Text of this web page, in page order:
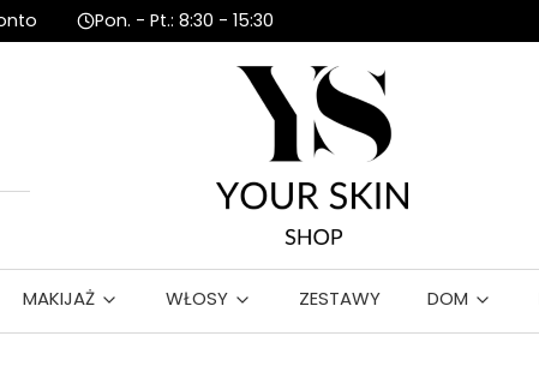
Pon. - Pt.: 8:30 - 15:30
MAKIJAŻ WŁOSY ZESTAWY DOM